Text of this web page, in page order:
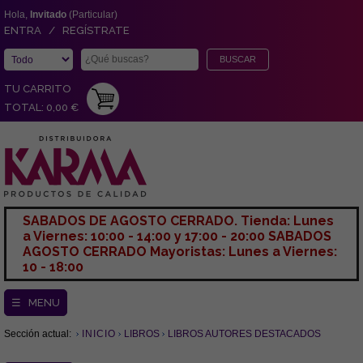
Hola, Invitado (Particular)
ENTRA / REGÍSTRATE
TU CARRITO
TOTAL: 0,00 €
SABADOS DE AGOSTO CERRADO. Tienda: Lunes
a Viernes: 10:00 - 14:00 y 17:00 - 20:00 SABADOS
AGOSTO CERRADO Mayoristas: Lunes a Viernes:
10 - 18:00
☰ MENU
Sección actual: INICIO LIBROS LIBROS AUTORES DESTACADOS